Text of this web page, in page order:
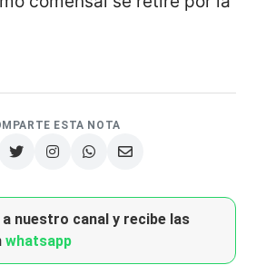
ESTA NOTA
a nuestro canal y recibe las
whatsapp